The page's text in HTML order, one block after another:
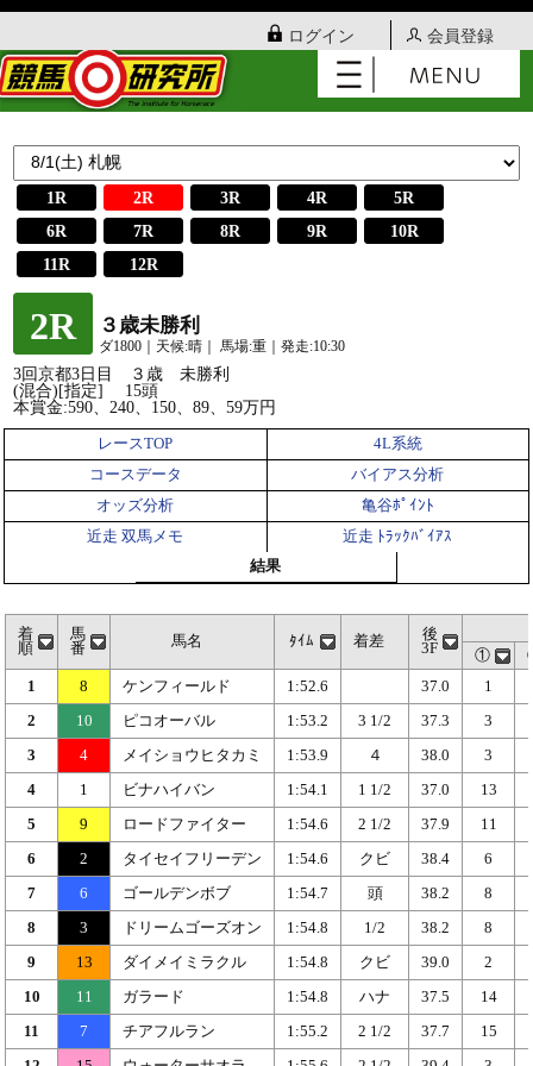
ログイン 会員登録
1R 2R 3R 4R
5R
6R
7R 8R 9R
10R
11R
12R
2R ３歳未勝利
ダ1800｜天候:晴｜ 馬場:重｜発走:10:30
3回京都3日目 ３歳 未勝利
(混合)[指定] 15頭
本賞金:590、240、150、89、59万円
レースTOP
4L系統
コースデータ
バイアス分析
オッズ分析
亀谷ﾎﾟｲﾝﾄ
近走 双馬メモ
近走 ﾄﾗｯｸﾊﾞｲｱｽ
結果
着
順
馬
番
馬名 ﾀｲﾑ 着差
後
3F
①
1
8 ケンフィールド 1:52.6 37.0 1
2 10 ピコオーバル 1:53.2 3 1/2 37.3 3
3 4 メイショウヒタカミ 1:53.9 ４ 38.0 3
4 1 ビナハイバン 1:54.1 1 1/2 37.0 13
5 9 ロードファイター 1:54.6 2 1/2 37.9 11
6 2 タイセイフリーデン 1:54.6 クビ 38.4 6
7 6 ゴールデンボブ 1:54.7 頭 38.2 8
8 3 ドリームゴーズオン 1:54.8 1/2 38.2 8
9 13 ダイメイミラクル 1:54.8 クビ 39.0 2
10 11 ガラード 1:54.8 ハナ 37.5 14
11 7 チアフルラン 1:55.2 2 1/2 37.7 15